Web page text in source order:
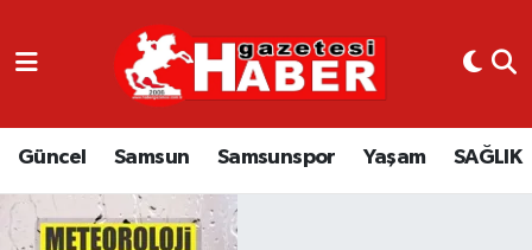
Güncel Samsun Samsunspor Yaşam SAĞLIK
GÜNCEL
SAMSUN
SAMSUNSPOR